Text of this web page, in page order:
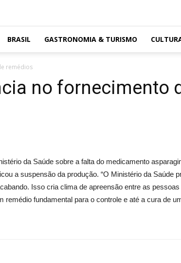
BRASIL GASTRONOMIA & TURISMO
remédios
no fornecimento
da Saúde sobre a falta do medicamento
a suspensão da produção. “O Ministério da Saúde
Isso cria clima de apreensão entre as
fundamental para o controle e até a cura de